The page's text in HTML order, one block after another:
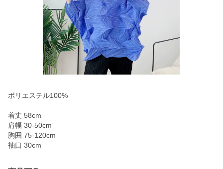
ポリエステル100%
着丈 58cm
肩幅 30-50cm
胸囲 75-120cm
袖口 30cm